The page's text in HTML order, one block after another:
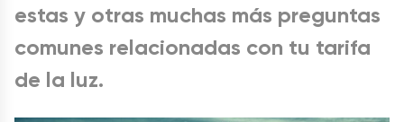
estas y otras muchas más preguntas
comunes relacionadas con tu tarifa
de la luz.